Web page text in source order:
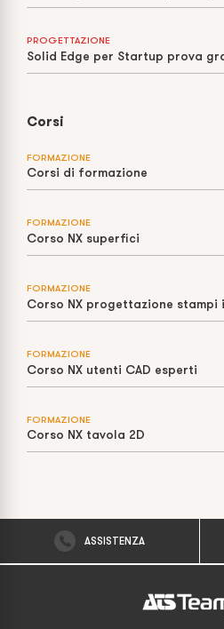
PROGETTAZIONE
Solid Edge per Startup prova
Corsi
FORMAZIONE
Corsi di formazione
FORMAZIONE
Corso NX superfici
FORMAZIONE
Corso NX progettazione stampi
FORMAZIONE
Corso NX utenti CAD esperti
FORMAZIONE
Corso NX tavola 2D
ASSISTENZA